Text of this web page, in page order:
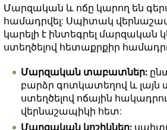
Մարզական և ոճը կարող են
համադրվել: Սպիտակ
կարելի է ինտեգրել մարզական
ստեղծելով հետաքրքիր
Մարզական տաբատներ:
բարձր գոտկատեղով և լայն
ստեղծելով ոճային
վերնաշապիկի հետ:
Մարզական կոշիկներ: